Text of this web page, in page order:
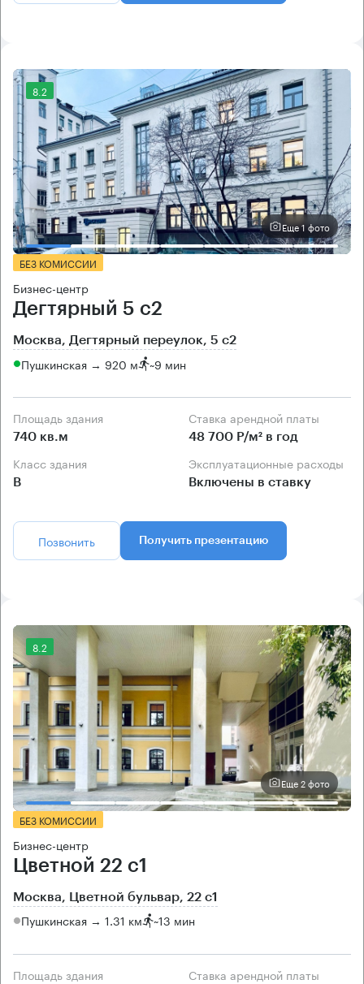
8.2
Еще 1 фото
БЕЗ КОМИССИИ
Бизнес-центр
Дегтярный 5 с2
Москва, Дегтярный переулок, 5 с2
Пушкинская → 920 м ~9 мин
Площадь здания
740 кв.м
Ставка арендной платы
48 700 Р/м² в год
Класс здания
B
Эксплуатационные расходы
Включены в ставку
Позвонить Получить презентацию
8.2
Еще 2 фото
БЕЗ КОМИССИИ
Бизнес-центр
Цветной 22 с1
Москва, Цветной бульвар, 22 с1
Пушкинская → 1.31 км ~13 мин
Площадь здания Ставка арендной платы